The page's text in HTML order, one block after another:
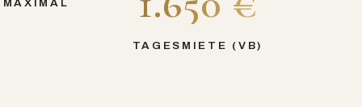
TAGESMIETE (VB)